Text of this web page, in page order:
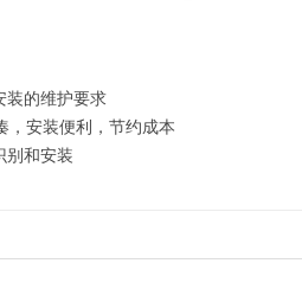
装的维护要求
，安装便利，节约成本
别和安装